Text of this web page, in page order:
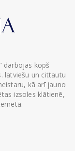
darbojas kopš
latviešu un cittautu
kā arī jauno
izsoles klātienē,